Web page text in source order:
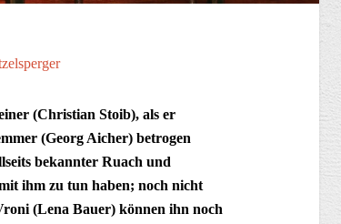
(Christian Stoib), als er
(Georg Aicher) betrogen
bekannter Ruach und
ihm zu tun haben; noch nicht
(Lena Bauer) können ihn noch